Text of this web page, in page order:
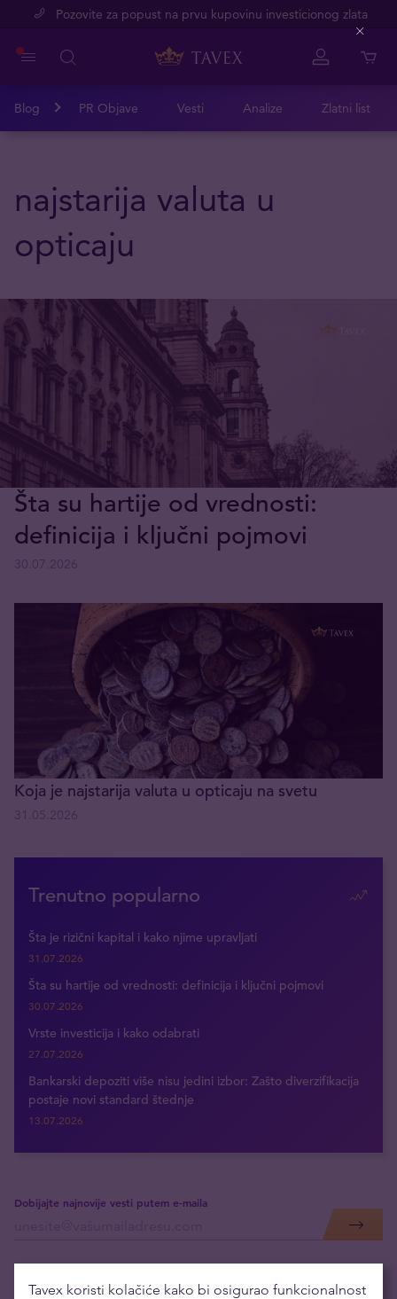
Pozovite za popust na prvu kupovinu investicionog zlata
Blog PR Objave Vesti Analize Zlatni list
najstarija valuta u
opticaju
Šta su hartije od vrednosti:
definicija i ključni pojmovi
Koja je najstarija valuta u opticaju na svetu
Trenutno popularno
Šta je rizični kapital i kako njime upravljati
31.07.2026
Šta su hartije od vrednosti: definicija i ključni pojmovi
30.07.2026
Vrste investicija i kako odabrati
27.07.2026
Bankarski depoziti više nisu jedini izbor: Zašto diverzifikacija
postaje novi standard štednje
13.07.2026
Dobijajte najnovije vesti putem e-maila
Tavex koristi kolačiće kako bi osigurao funkcionalnost
Close